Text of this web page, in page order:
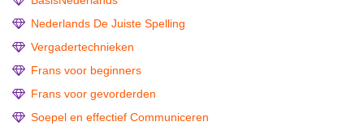
Nederlands De Juiste Spelling
Vergadertechnieken
Frans voor beginners
Frans voor gevorderden
Soepel en effectief Communiceren